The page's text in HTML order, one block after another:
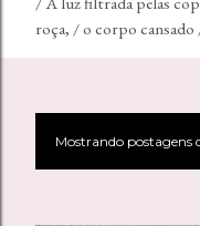
roça, / o corpo cansado
PMostrando postagens